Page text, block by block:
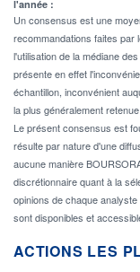
l'année :
Un consensus est une
recommandations faites
l'utilisation de la médiane
présente en effet
échantillon, inconvénient
la plus généralement
Le présent consensus est
résulte par nature d'une
aucune manière
discrétionnaire quant à la
opinions de chaque
sont disponibles et
ACTIONS LES